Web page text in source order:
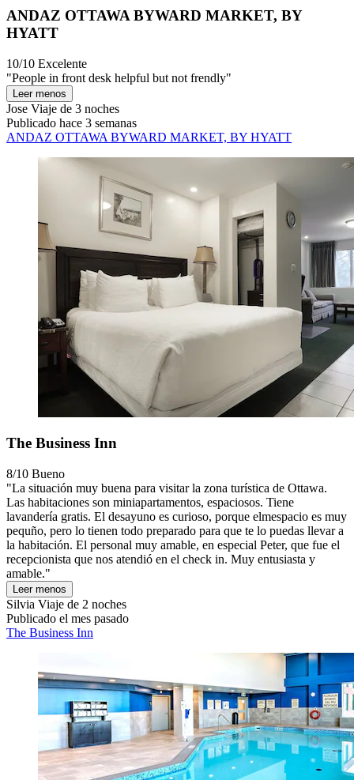
ANDAZ OTTAWA BYWARD MARKET, BY
HYATT
10/10 Excelente
"People in front desk helpful but not frendly"
Leer menos
Jose Viaje de 3 noches
Publicado hace 3 semanas
ANDAZ OTTAWA BYWARD MARKET, BY HYATT
The Business Inn
8/10 Bueno
"La situación muy buena para visitar la zona turística de Ottawa.
Las habitaciones son miniapartamentos, espaciosos. Tiene
lavandería gratis. El desayuno es curioso, porque elmespacio es muy
pequño, pero lo tienen todo preparado para que te lo puedas llevar a
la habitación. El personal muy amable, en especial Peter, que fue el
recepcionista que nos atendió en el check in. Muy entusiasta y
amable."
Leer menos
Silvia Viaje de 2 noches
Publicado el mes pasado
The Business Inn